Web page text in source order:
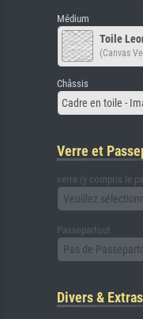
Médium
Toile
(Canvas
Châssis
Cadre en toile -
Verre et
verre (y compris le
Veuillez
Passepartout
Pas de
Divers & Extras